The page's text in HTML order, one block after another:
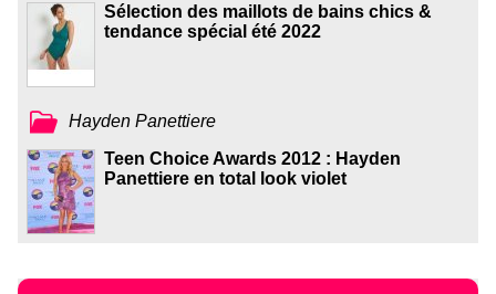
Sélection des maillots de bains chics &
tendance spécial été 2022
Hayden Panettiere
Teen Choice Awards 2012 : Hayden
Panettiere en total look violet